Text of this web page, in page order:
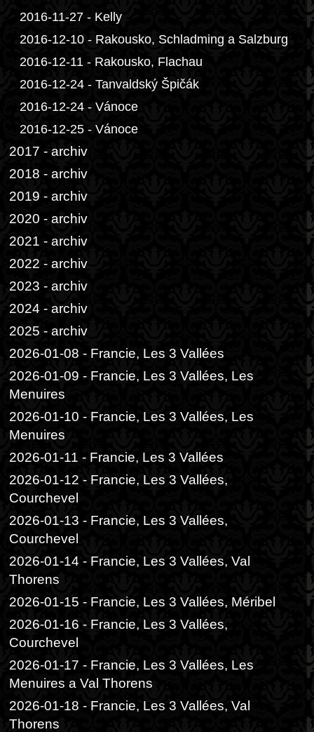
2016-11-27 - Kelly
2016-12-10 - Rakousko, Schladming a Salzburg
2016-12-11 - Rakousko, Flachau
2016-12-24 - Tanvaldský Špičák
2016-12-24 - Vánoce
2016-12-25 - Vánoce
2017 - archiv
2018 - archiv
2019 - archiv
2020 - archiv
2021 - archiv
2022 - archiv
2023 - archiv
2024 - archiv
2025 - archiv
2026-01-08 - Francie, Les 3 Vallées
2026-01-09 - Francie, Les 3 Vallées, Les
Menuires
2026-01-10 - Francie, Les 3 Vallées, Les
Menuires
2026-01-11 - Francie, Les 3 Vallées
2026-01-12 - Francie, Les 3 Vallées,
Courchevel
2026-01-13 - Francie, Les 3 Vallées,
Courchevel
2026-01-14 - Francie, Les 3 Vallées, Val
Thorens
2026-01-15 - Francie, Les 3 Vallées, Méribel
2026-01-16 - Francie, Les 3 Vallées,
Courchevel
2026-01-17 - Francie, Les 3 Vallées, Les
Menuires a Val Thorens
2026-01-18 - Francie, Les 3 Vallées, Val
Thorens